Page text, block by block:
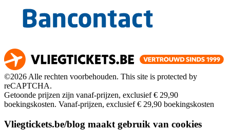
©2026 Alle rechten voorbehouden. This site is protected by
reCAPTCHA.
Getoonde prijzen zijn vanaf-prijzen, exclusief € 29,90
boekingskosten. Vanaf-prijzen, exclusief € 29,90 boekingskosten
Vliegtickets.be/blog maakt gebruik van cookies